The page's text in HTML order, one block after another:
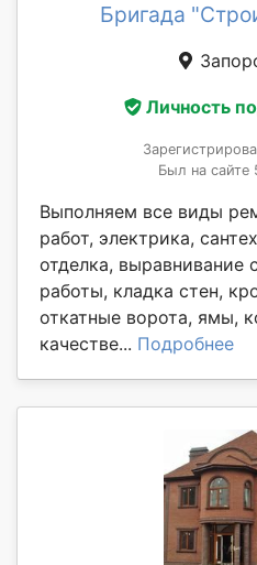
Бригада
Личность
Был на сайте
Выполняем все виды
работ, электрика,
отделка, выравнивание
работы, кладка стен,
откатные ворота, ямы,
качестве... Подробнее